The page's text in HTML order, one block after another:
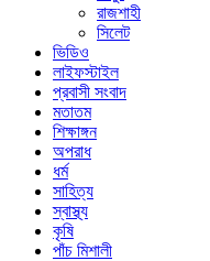
রাজশাহী
সিলেট
ভিডিও
লাইফস্টাইল
প্রবাসী সংবাদ
মতাতম
শিক্ষাঙ্গন
অপরাধ
ধর্ম
সাহিত্য
স্বাস্থ্য
কৃষি
পাঁচ মিশালী